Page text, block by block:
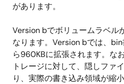
があります。
Version bでボリュームラベル
なります。Version bでは、
ら960KBに拡張されます。な
トレージに対して、隠しファ
り、実際の書き込み領域が縮